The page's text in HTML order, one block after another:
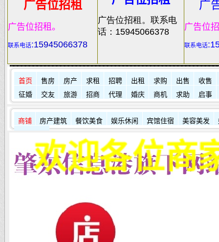
广告位招租
广告位招租。
联系电话:15945066378
广告位招租。联系电
话：15945066378
广
广告位
联系电话
首页 售房 房产 求租 招聘 出租 求购 出售
收售
征婚
交友 旅游 招商 代理 婚庆 商机 求助 启事
商铺 房产建筑 餐饮美食 娱乐休闲 宾馆住宿 美容美发
欢迎各位商